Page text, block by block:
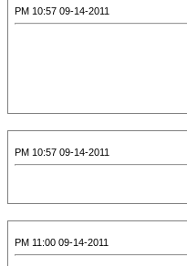
09-14-2011 10:57 PM
09-14-2011 10:57 PM
09-14-2011 11:00 PM